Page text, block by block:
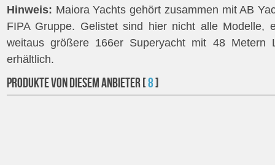
Hinweis: Maiora Yachts gehört zusammen mit AB
FIPA Gruppe. Gelistet sind hier nicht alle Modelle,
weitaus größere 166er Superyacht mit 48 Metern
erhältlich.
PRODUKTE VON Diesem ANBIETER [8]